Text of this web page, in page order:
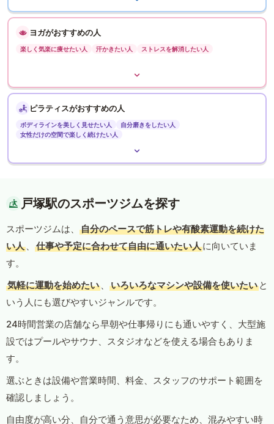
ヨガがおすすめの人
楽しく気楽に痩せたい人 汗かきたい人 ストレスを解消したい人
ピラティスがおすすめの人
ボディラインを美しく見せたい人
自分磨きをしたい人
女性だけの空間で楽しく続けたい人
戸塚駅のスポーツジムを探す
スポーツジムは、
自分のペースで筋トレや有酸素運動を続けた
い人 、 仕事や予定に合わせて自由に通いたい人に向いていま
す。
気軽に運動を始めたい 、 いろいろなマシンや設備を使いたい と
いう人にも選びやすいジャンルです。
24時間営業の店舗なら早朝や仕事帰りにも通いやすく、大型施
設ではプールやサウナ、スタジオなどを使える場合もありま
す。
選ぶときは設備や営業時間、料金、スタッフのサポート範囲を
確認しましょう。
自由度が高い分、自分で通う意思が必要なため、混みやすい時